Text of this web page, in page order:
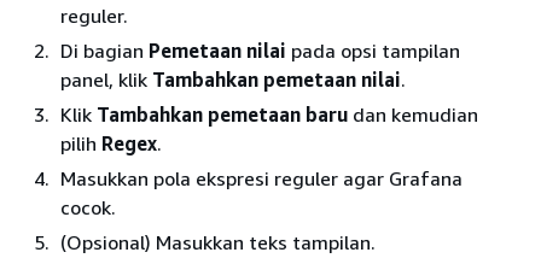
reguler.
Di bagian Pemetaan nilai pada opsi tampilan
panel, klik Tambahkan pemetaan nilai.
Klik Tambahkan pemetaan baru dan kemudian
pilih Regex.
Masukkan pola ekspresi reguler agar Grafana
cocok.
(Opsional) Masukkan teks tampilan.